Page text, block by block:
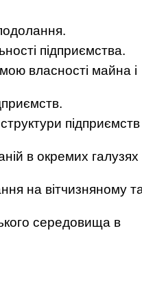
підприємства.
власності майна і
підприємств
в окремих галузях
на вітчизняному
середовища в